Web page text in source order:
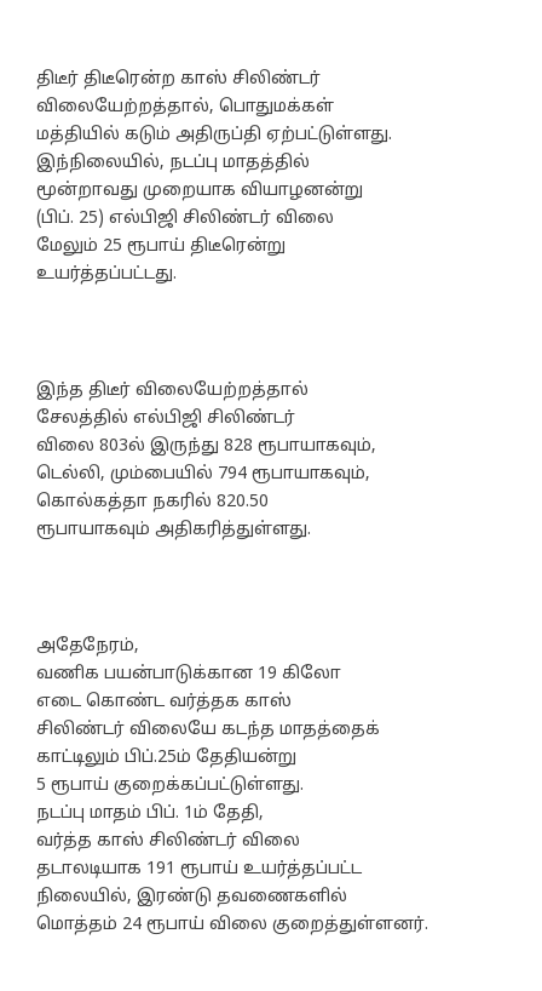
திடீர் திடீரென்ற காஸ் சிலிண்டர்
விலையேற்றத்தால், பொதுமக்கள்
மத்தியில் கடும் அதிருப்தி ஏற்பட்டுள்ளது.
இந்நிலையில், நடப்பு மாதத்தில்
மூன்றாவது முறையாக வியாழனன்று
(பிப். 25) எல்பிஜி சிலிண்டர் விலை
மேலும் 25 ரூபாய் திடீரென்று
உயர்த்தப்பட்டது.
இந்த திடீர் விலையேற்றத்தால்
சேலத்தில் எல்பிஜி சிலிண்டர்
விலை 803ல் இருந்து 828 ரூபாயாகவும்,
டெல்லி, மும்பையில் 794 ரூபாயாகவும்,
கொல்கத்தா நகரில் 820.50
ரூபாயாகவும் அதிகரித்துள்ளது.
அதேநேரம்,
வணிக பயன்பாடுக்கான 19 கிலோ
எடை கொண்ட வர்த்தக காஸ்
சிலிண்டர் விலையே கடந்த மாதத்தைக்
காட்டிலும் பிப்.25ம் தேதியன்று
5 ரூபாய் குறைக்கப்பட்டுள்ளது.
நடப்பு மாதம் பிப். 1ம் தேதி,
வர்த்த காஸ் சிலிண்டர் விலை
தடாலடியாக 191 ரூபாய் உயர்த்தப்பட்ட
நிலையில், இரண்டு தவணைகளில்
மொத்தம் 24 ரூபாய் விலை குறைத்துள்ளனர்.